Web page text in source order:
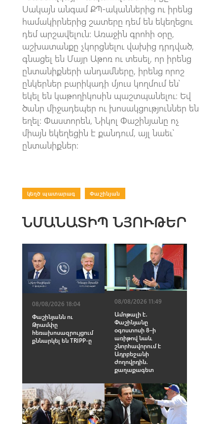
Սակայն անգամ ՔՊ-ականներից ու իրենց
համակիրներից շատերը դեմ են եկեղեցու
դեմ արշավելուն: Առաջին գրոհի օրը,
աշխատանքը չկորցնելու վախից դրդված,
գնացել են Մայր Աթոռ ու տեսել, որ իրենց
ընտանիքների անդամները, իրենց որոշ
ընկերներ բարիկադի մյուս կողմում են՝
եկել են կաթողիկոսին պաշտպանելու։ Եվ
ծանր միջադեպեր ու խոսակցություններ են
եղել: Փաստորեն, Նիկոլ Փաշինյանը ոչ
միայն եկեղեցին է քանդում, այլ նաեւ՝
ընտանիքներ։
կեղծ պատարագ Փաշինյան
ՆՄԱՆԱՏԻՊ ՆՅՈՒԹԵՐ
08/08/2026 18:04
Փաշինյանն ու
Թրամփը
հեռախոսազրույցում
քննարկել են TRIPP-ը
08/08/2026 11:49
Ամոթալի է․
Փաշինյանը
օգոստոսի 8–ի
առիթով նաև
շնորհավորում է
Ադրբեջանի
ժողովրդին․
քաղաքագետ